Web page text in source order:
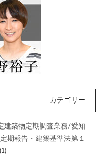
カテゴリー
建築物定期調査業務/愛知
期報告・建築基準法第１
(1)